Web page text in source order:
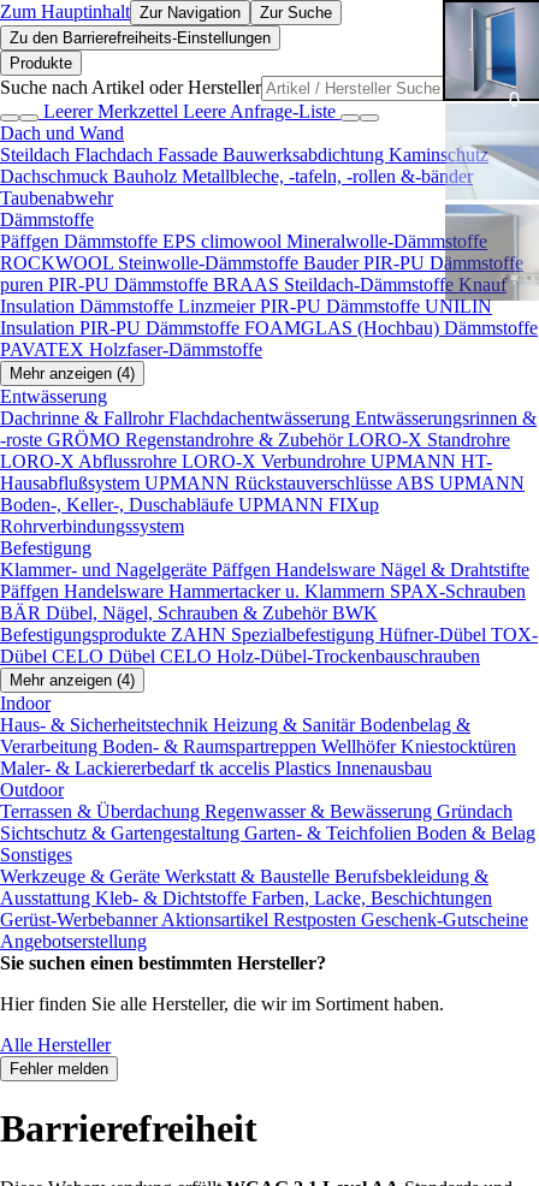
Zum Hauptinhalt Zur Navigation
Zur Suche
Zu den Barrierefreiheits-Einstellungen
Produkte
Suche nach Artikel oder Hersteller
Leerer Merkzettel Leere Anfrage-Liste
Dach und Wand
Steildach Flachdach Fassade Bauwerksabdichtung Kaminschutz
Dachschmuck Bauholz Metallbleche, -tafeln, -rollen &-bänder
Taubenabwehr
Dämmstoffe
Päffgen Dämmstoffe EPS climowool Mineralwolle-Dämmstoffe
ROCKWOOL Steinwolle-Dämmstoffe Bauder PIR-PU Dämmstoffe
puren PIR-PU Dämmstoffe BRAAS Steildach-Dämmstoffe Knauf
Insulation Dämmstoffe Linzmeier PIR-PU Dämmstoffe UNILIN
Insulation PIR-PU Dämmstoffe FOAMGLAS (Hochbau) Dämmstoffe
PAVATEX Holzfaser-Dämmstoffe
Mehr anzeigen (4)
Entwässerung
Dachrinne & FallrohrFlachdachentwässerung Entwässerungsrinnen &
-roste GRÖMO Regenstandrohre & ZubehörLORO-X Standrohre
LORO-X Abflussrohre LORO-X Verbundrohre UPMANN HT-
Hausabflußsystem UPMANN Rückstauverschlüsse ABS UPMANN
Boden-, Keller-, Duschabläufe UPMANN FIXup
Rohrverbindungssystem
Befestigung
Klammer- und Nagelgeräte Päffgen Handelsware Nägel & Drahtstifte
Päffgen Handelsware Hammertacker u. Klammern SPAX-Schrauben
BÄR Dübel, Nägel, Schrauben & ZubehörBWK
Befestigungsprodukte ZAHN Spezialbefestigung Hüfner-Dübel TOX-
Dübel CELO Dübel CELO Holz-Dübel-Trockenbauschrauben
Mehr anzeigen (4)
Indoor
Haus- & Sicherheitstechnik Heizung & SanitärBodenbelag &
Verarbeitung Boden- & Raumspartreppen Wellhöfer Kniestocktüren
Maler- & Lackiererbedarftk accelis Plastics Innenausbau
Outdoor
Terrassen & Überdachung Regenwasser & Bewässerung Gründach
Sichtschutz & Gartengestaltung Garten- & Teichfolien Boden & Belag
Sonstiges
Werkzeuge & Geräte Werkstatt & Baustelle Berufsbekleidung &
Ausstattung Kleb- & Dichtstoffe Farben, Lacke, Beschichtungen
Gerüst-WerbebannerAktionsartikel Restposten Geschenk-Gutscheine
Angebotserstellung
Sie suchen einen bestimmten Hersteller?
Hier finden Sie alle Hersteller, die wir im Sortiment haben.
Alle Hersteller
Fehler melden
Barrierefreiheit